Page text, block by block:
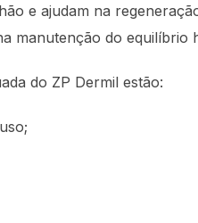
e ajudam na
manutenção do equilíbrio
do ZP Dermil estão: